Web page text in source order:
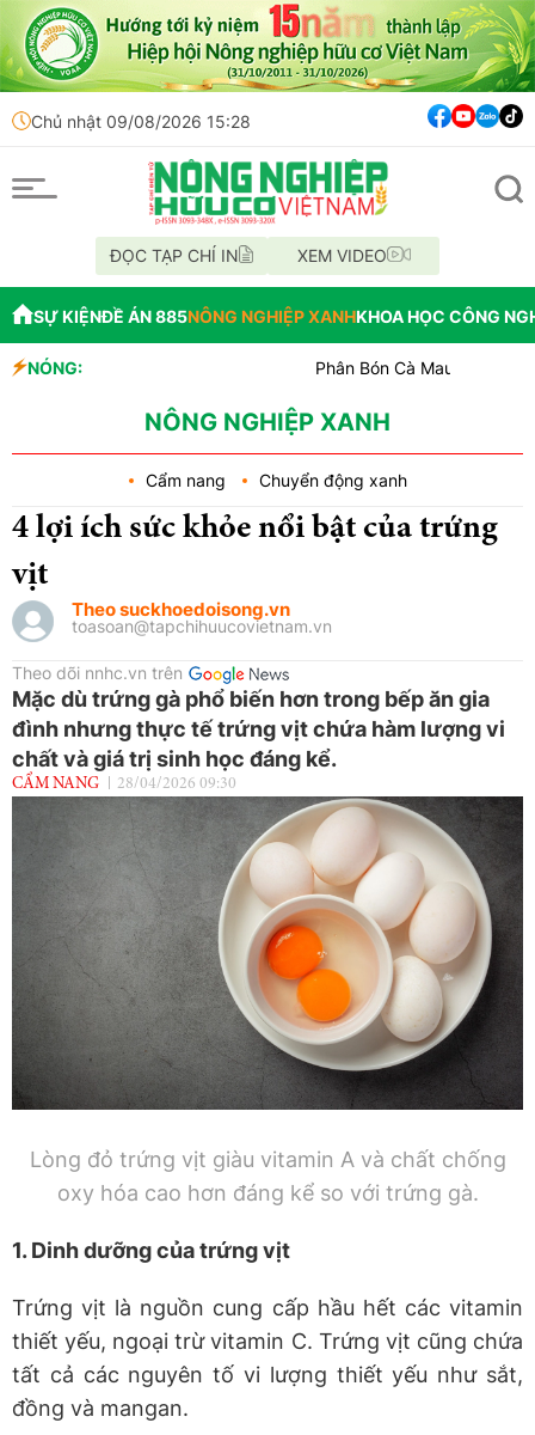
Chủ nhật 09/08/2026 15:28
ĐỌC TẠP CHÍ IN XEM VIDEO
SỰ KIỆNĐỀ ÁN 885NÔNG NGHIỆP XANHKHOA HỌC CÔNG
NÓNG:
Phân Bón Cà Mau đồng hành với
Mùa xanh trên cánh đồng Mường Than
NÔNG NGHIỆP XANH
Cẩm nang Chuyển động xanh
4 lợi ích sức khỏe nổi bật của trứng
vịt
Theo suckhoedoisong.vn
toasoan@tapchihuucovietnam.vn
Theo dõi nnhc.vn trên
Mặc dù trứng gà phổ biến hơn trong bếp ăn gia
đình nhưng thực tế trứng vịt chứa hàm lượng vi
chất và giá trị sinh học đáng kể.
CẨM NANG 28/04/2026 09:30
Lòng đỏ trứng vịt giàu vitamin A và chất chống
oxy hóa cao hơn đáng kể so với trứng gà.
1. Dinh dưỡng của trứng vịt
Trứng vịt là nguồn cung cấp hầu hết các vitamin
thiết yếu, ngoại trừ vitamin C. Trứng vịt cũng chứa
tất cả các nguyên tố vi lượng thiết yếu như sắt,
đồng và mangan.